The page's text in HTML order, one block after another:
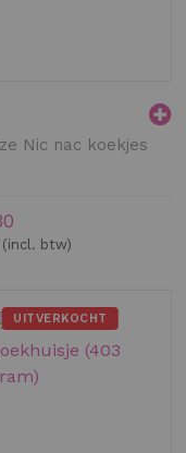
Nic nac koekjes
UITVERKOCHT